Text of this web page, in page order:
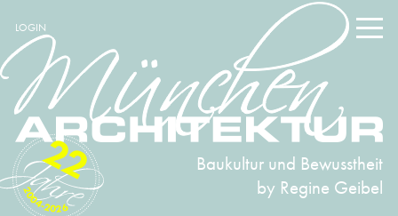
LOGIN
Baukultur und Bewusstheit
by Regine Geibel
2004-2026
22